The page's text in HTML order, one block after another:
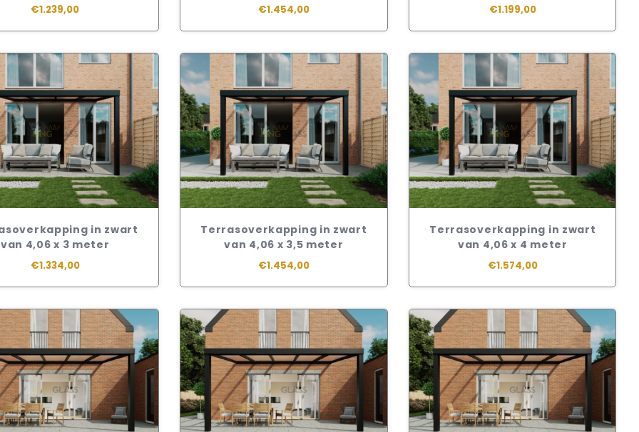
€1.239,00 €1.454,00 €1.199,00
in zwart
van 4,06 x 3 meter
€1.334,00
Terrasoverkapping in zwart
van 4,06 x 3,5 meter
€1.454,00
Terrasoverkapping in zwart
van 4,06 x 4 meter
€1.574,00